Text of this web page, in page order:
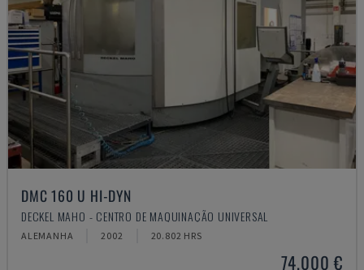
DMC 160 U HI-DYN
DECKEL MAHO - CENTRO DE MAQUINAÇÃO UNIVERSAL
ALEMANHA 2002 20.802 HRS
74.000 €